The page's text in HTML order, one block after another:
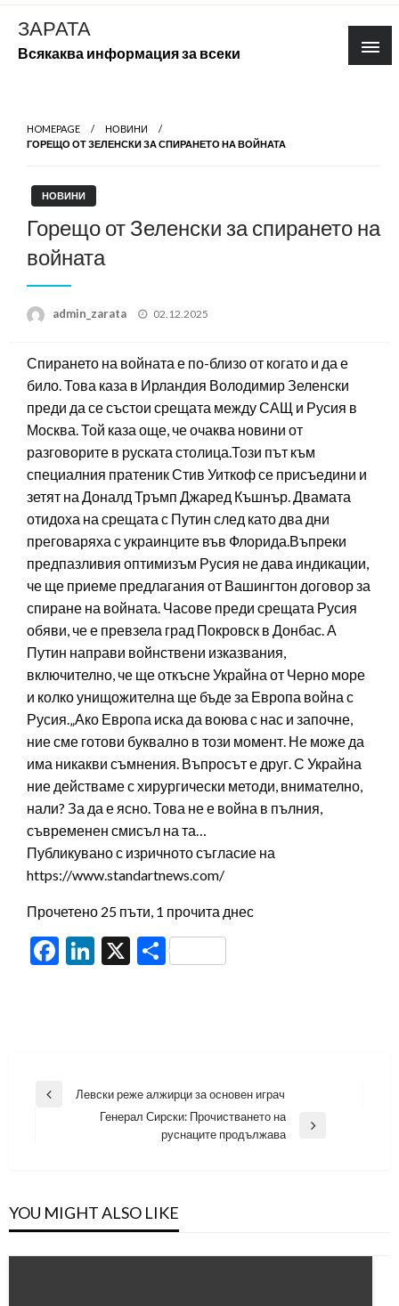
Skip
content
ЗАРАТА
Всякаква информация за всеки
HOMEPAGE
НОВИНИ
ГОРЕЩО ОТ ЗЕЛЕНСКИ ЗА СПИРАНЕТО НА ВОЙНАТА
НОВИНИ
Горещо от Зеленски за спирането на
войната
admin_zarata
Posted
02.12.2025
Спирането на войната е по-близо от когато и да е
било. Това каза в Ирландия Володимир Зеленски
преди да се състои срещата между САЩ и Русия в
Москва. Той каза още, че очаква новини от
разговорите в руската столица.Този път към
специалния пратеник Стив Уиткоф се присъедини и
зетят на Доналд Тръмп Джаред Къшнър. Двамата
отидоха на срещата с Путин след като два дни
преговаряха с украинците във Флорида.Въпреки
предпазливия оптимизъм Русия не дава индикации,
че ще приеме предлагания от Вашингтон договор за
спиране на войната. Часове преди срещата Русия
обяви, че е превзела град Покровск в Донбас. А
Путин направи войнствени изказвания,
включително, че ще откъсне Украйна от Черно море
и колко унищожителна ще бъде за Европа война с
Русия.„Ако Европа иска да воюва с нас и започне,
ние сме готови буквално в този момент. Не може да
има никакви съмнения. Въпросът е друг. С Украйна
ние действаме с хирургически методи, внимателно,
нали? За да е ясно. Това не е война в пълния,
съвременен смисъл на та…
Публикувано с изричното съгласие на
https://www.standartnews.com/
Прочетено 25 пъти, 1 прочита днес
Facebook
LinkedIn
X Share
Навигация
Previous
Левски реже алжирци за основен играч
Генерал Сирски: Прочистването на
руснаците продължава
YOU MIGHT ALSO LIKE